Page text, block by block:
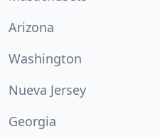
Arizona
Washington
Nueva Jersey
Georgia